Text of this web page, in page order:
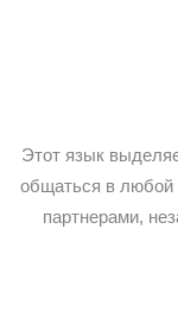
Этот язык
общаться в любой
партнерами,